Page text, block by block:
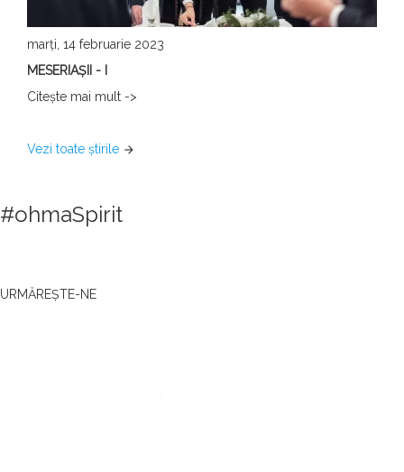
marți, 14 februarie 2023
MESERIAȘII - I
Citeşte mai mult ->
Vezi toate ştirile arrow_forward
#ohmaSpirit
URMĂREȘTE-NE